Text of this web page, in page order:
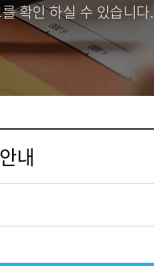
를확인 하실 수 있습니다.
내